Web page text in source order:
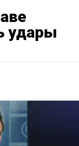
удары